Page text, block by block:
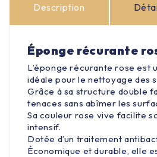
Description
Éponge récurante
L’éponge récurante rose est
idéale pour le nettoyage des
Grâce à sa structure double
tenaces sans abîmer les
Sa couleur rose vive facilite
intensif.
Dotée d’un traitement
Économique et durable, elle